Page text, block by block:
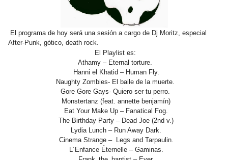
El programa de hoy será una sesión a cargo de Dj Moritz, especial
After-Punk, gótico, death rock.
El Playlist es:
Athamy – Eternal torture.
Hanni el Khatid – Human Fly.
Naughty Zombies- El baile de la muerte.
Gore Gore Gays- Quiero ser tu perro.
Monstertanz (feat. annette benjamín)
Eat Your Make Up – Fanatical Fog.
The Birthday Party – Dead Joe (2nd v.)
Lydia Lunch – Run Away Dark.
Cinema Strange – Legs and Tarpaulin.
L´Enfance Éternelle – Gaminas.